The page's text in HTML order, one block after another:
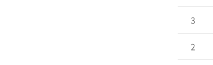
3
2